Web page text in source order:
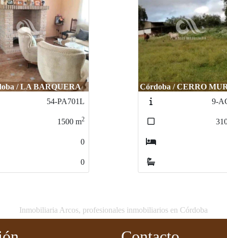
/ CERRO MURIANO
9-AC899L
31000m2
3
2
Córdoba / EL
132-
Inmobiliaria Arcos, profesionales inmobiliarios en Córdoba